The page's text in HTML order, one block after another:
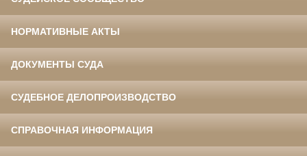
НОРМАТИВНЫЕ АКТЫ
ДОКУМЕНТЫ СУДА
СУДЕБНОЕ ДЕЛОПРОИЗВОДСТВО
СПРАВОЧНАЯ ИНФОРМАЦИЯ